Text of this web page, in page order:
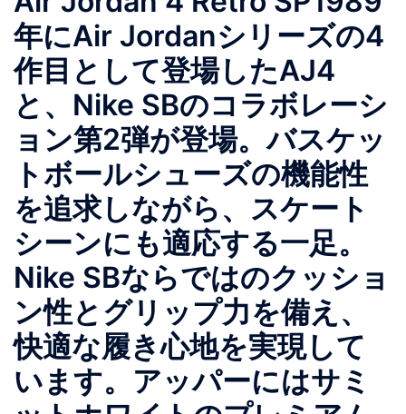
ニ
ュ
ー
年にAir Jordanシリーズの4
作目として登場したAJ4
と、Nike SBのコラボレーシ
ョン第2弾が登場。バスケッ
トボールシューズの機能性
を追求しながら、スケート
シーンにも適応する一足。
Nike SBならではのクッショ
ン性とグリップ力を備え、
快適な履き心地を実現して
います。アッパーにはサミ